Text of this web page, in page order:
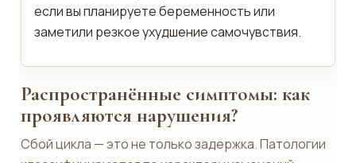
если вы планируете беременность или
заметили резкое ухудшение самочувствия.
Распространённые симптомы: как
проявляются нарушения?
Сбой цикла — это не только задержка. Патологии